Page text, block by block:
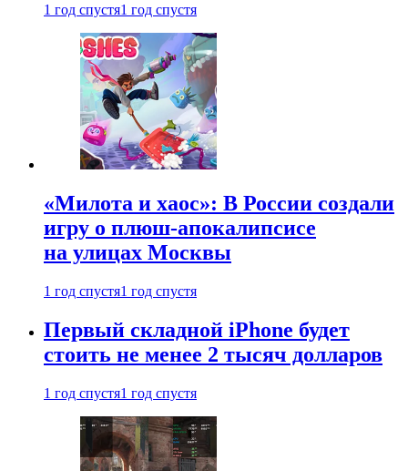
1 год спустя1 год спустя
«Милота и хаос»: В России создали
игру о плюш-апокалипсисе
на улицах Москвы
1 год спустя1 год спустя
Первый складной iPhone будет
стоить не менее 2 тысяч долларов
1 год спустя1 год спустя